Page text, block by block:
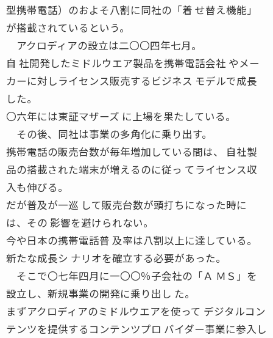
型携帯電話）のおよそ八割に同社の「着 せ替え機能」
が搭載されているという。
アクロディアの設立は二〇〇四年七月。
自 社開発したミドルウエア製品を携帯電話会社 やメー
カーに対しライセンス販売するビジネス モデルで成長
した。
〇六年には東証マザーズ に上場を果たしている。
その後、同社は事業の多角化に乗り出す。
携帯電話の販売台数が毎年増加している間は、 自社製
品の搭載された端末が増えるのに従っ てライセンス収
入も伸びる。
だが普及が一巡 して販売台数が頭打ちになった時に
は、その 影響を避けられない。
今や日本の携帯電話普 及率は八割以上に達している。
新たな成長シ ナリオを確立する必要があった。
そこで〇七年四月に一〇〇％子会社の「Ａ ＭＳ」を
設立し、新規事業の開発に乗り出し た。
まずアクロディアのミドルウエアを使って デジタルコン
テンツを提供するコンテンツプロ バイダー事業に参入し